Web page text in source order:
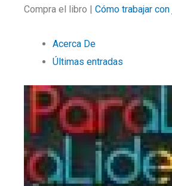
Compra el libro | Cómo trabajar
Acerca De
Últimas entradas